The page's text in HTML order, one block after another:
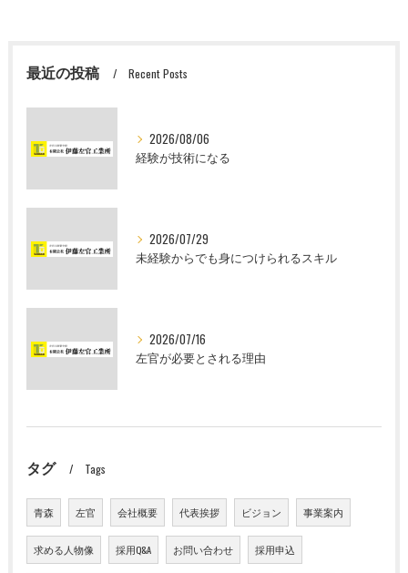
最近の投稿 Recent Posts
2026/08/06
経験が技術になる
2026/07/29
未経験からでも身につけられるスキル
2026/07/16
左官が必要とされる理由
タグ Tags
青森 左官 会社概要 代表挨拶 ビジョン 事業案内
求める人物像 採用Q&A お問い合わせ 採用申込